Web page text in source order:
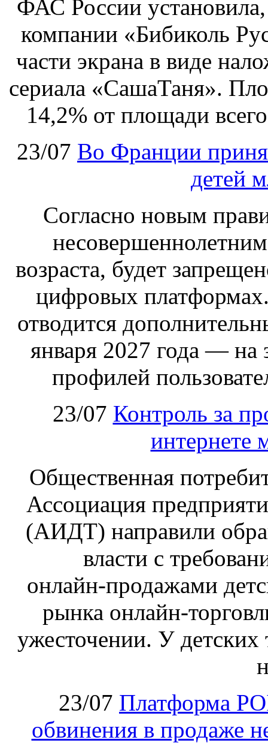
ФАС России установила,
компании «Бибиколь
части экрана в виде
сериала «СашаТаня».
14,2% от площади
23/07 Во Франции
детей
Согласно новым
возраста, будет
цифровых
отводится
января 2027 года —
профилей
23/07 Контроль за
интернете
Общественная
Ассоциация
(АИДТ) направили
власти с
онлайн‑продажами
рынка онлайн-
ужесточении. У детских
23/07 Платформа
обвинения в продаже